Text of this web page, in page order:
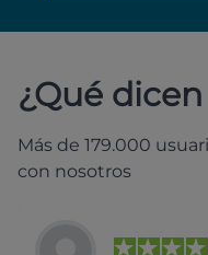
¿Qué
Más de 179.000
con nosotros